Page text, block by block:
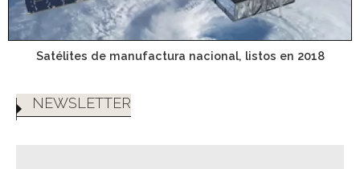
Satélites de manufactura nacional, listos en 2018
NEWSLETTER